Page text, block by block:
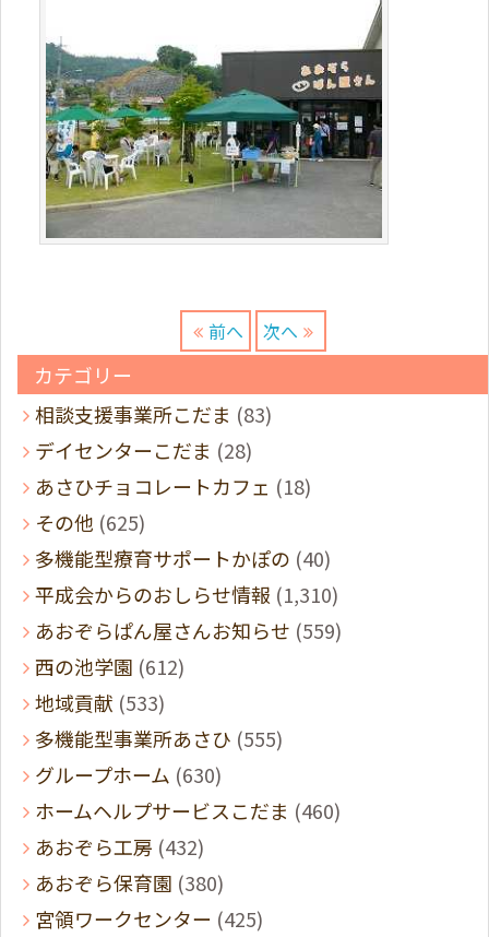
前へ 次へ
カテゴリー
相談支援事業所こだま (83)
デイセンターこだま (28)
あさひチョコレートカフェ (18)
その他 (625)
多機能型療育サポートかぽの (40)
平成会からのおしらせ情報 (1,310)
あおぞらぱん屋さんお知らせ (559)
西の池学園 (612)
地域貢献 (533)
多機能型事業所あさひ (555)
グループホーム (630)
ホームヘルプサービスこだま (460)
あおぞら工房 (432)
あおぞら保育園 (380)
宮領ワークセンター (425)